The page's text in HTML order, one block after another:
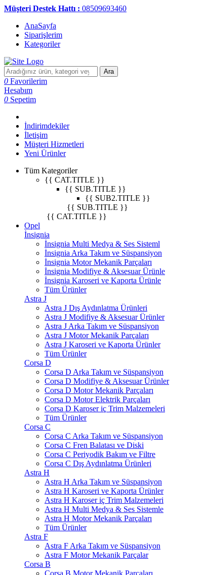
Müşteri Destek Hattı : 08509693460
AnaSayfa
Siparişlerim
Kategoriler
Ara
0 Favorilerim
Hesabım
0 Sepetim
İndirimdekiler
İletişim
Müşteri Hizmetleri
Yeni Ürünler
Tüm Kategoriler
{{ CAT.TITLE }}
{{ SUB.TITLE }}
{{ SUB2.TITLE }}
{{ SUB.TITLE }}
{{ CAT.TITLE }}
Opel
İnsignia
İnsignia Multi Medya & Ses Sisteml
İnsignia Arka Takım ve Süspansiyon
İnsignia Motor Mekanik Parçaları
İnsignia Modifiye & Aksesuar Ürünle
İnsignia Karoseri ve Kaporta Ürünle
Tüm Ürünler
Astra J
Astra J Dış Aydınlatma Ürünleri
Astra J Modifiye & Aksesuar Ürünler
Astra J Arka Takım ve Süspansiyon
Astra J Motor Mekanik Parçaları
Astra J Karoseri ve Kaporta Ürünler
Tüm Ürünler
Corsa D
Corsa D Arka Takım ve Süspansiyon
Corsa D Modifiye & Aksesuar Ürünler
Corsa D Motor Mekanik Parçaları
Corsa D Motor Elektrik Parçaları
Corsa D Karoser iç Trim Malzemeleri
Tüm Ürünler
Corsa C
Corsa C Arka Takım ve Süspansiyon
Corsa C Fren Balatası ve Diski
Corsa C Periyodik Bakım ve Filtre
Corsa C Dış Aydınlatma Ürünleri
Astra H
Astra H Arka Takım ve Süspansiyon
Astra H Karoseri ve Kaporta Ürünler
Astra H Karoser iç Trim Malzemeleri
Astra H Multi Medya & Ses Sistemle
Astra H Motor Mekanik Parçaları
Tüm Ürünler
Astra F
Astra F Arka Takım ve Süspansiyon
Astra F Motor Mekanik Parçalar
Corsa B
Corsa B Motor Mekanik Parçaları